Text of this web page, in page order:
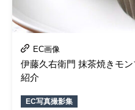
EC画像
伊藤久右衛門 抹茶焼きモ
紹介
EC写真撮影集